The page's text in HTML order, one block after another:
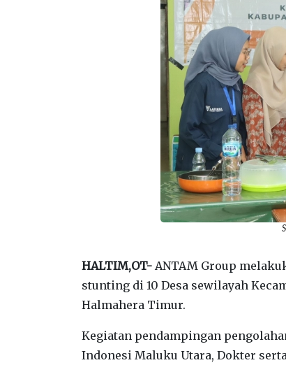
HALTIM,OT- ANTAM Group
stunting di 10 Desa sewilayah
Halmahera Timur.
Kegiatan pendampingan
Indonesi Maluku Utara, Dokter